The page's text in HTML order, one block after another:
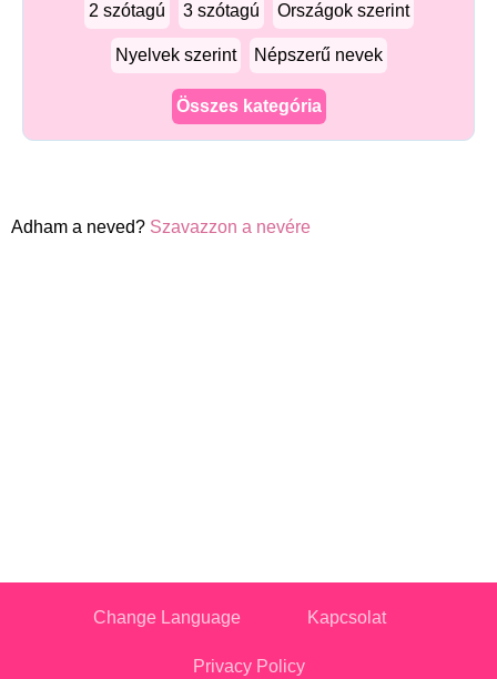
2 szótagú 3 szótagú Országok szerint
Nyelvek szerint Népszerű nevek
Összes kategória
Adham a neved? Szavazzon a nevére
Change Language Kapcsolat
Privacy Policy